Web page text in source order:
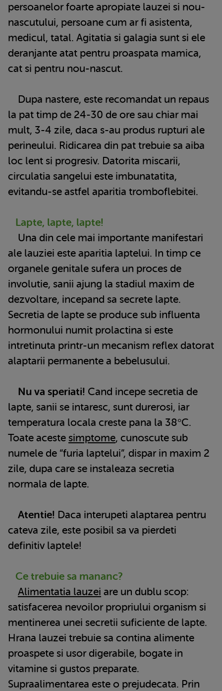
persoanelor foarte apropiate lauzei si nou-
nascutului, persoane cum ar fi asistenta,
medicul, tatal. Agitatia si galagia sunt si ele
deranjante atat pentru proaspata mamica,
cat si pentru nou-nascut.
Dupa nastere, este recomandat un repaus
la pat timp de 24-30 de ore sau chiar mai
mult, 3-4 zile, daca s-au produs rupturi ale
perineului. Ridicarea din pat trebuie sa aiba
loc lent si progresiv. Datorita miscarii,
circulatia sangelui este imbunatatita,
evitandu-se astfel aparitia tromboflebitei.
Lapte, lapte, lapte!
Una din cele mai importante manifestari
ale lauziei este aparitia laptelui. In timp ce
organele genitale sufera un proces de
involutie, sanii ajung la stadiul maxim de
dezvoltare, incepand sa secrete lapte.
Secretia de lapte se produce sub influenta
hormonului numit prolactina si este
intretinuta printr-un mecanism reflex datorat
alaptarii permanente a bebelusului.
Nu va speriati! Cand incepe secretia de
lapte, sanii se intaresc, sunt durerosi, iar
temperatura locala creste pana la 38°C.
Toate aceste simptome, cunoscute sub
numele de “furia laptelui”, dispar in maxim 2
zile, dupa care se instaleaza secretia
normala de lapte.
Atentie! Daca interupeti alaptarea pentru
cateva zile, este posibil sa va pierdeti
definitiv laptele!
Ce trebuie sa mananc?
Alimentatia lauzei are un dublu scop:
satisfacerea nevoilor propriului organism si
mentinerea unei secretii suficiente de lapte.
Hrana lauzei trebuie sa contina alimente
proaspete si usor digerabile, bogate in
vitamine si gustos preparate.
Supraalimentarea este o prejudecata. Prin